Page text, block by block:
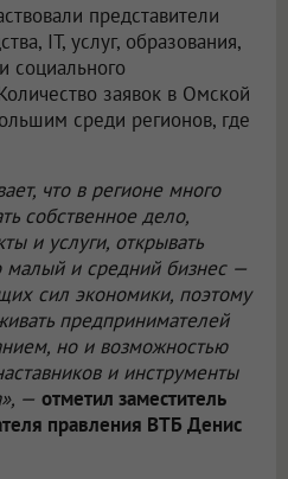
представители
IT, услуг, образования,
социального
заявок в Омской
среди регионов, где
что в регионе много
собственное дело,
и услуги, открывать
и средний бизнес —
сил экономики, поэтому
предпринимателей
но и возможностью
и инструменты
— отметил заместитель
правления ВТБ Денис